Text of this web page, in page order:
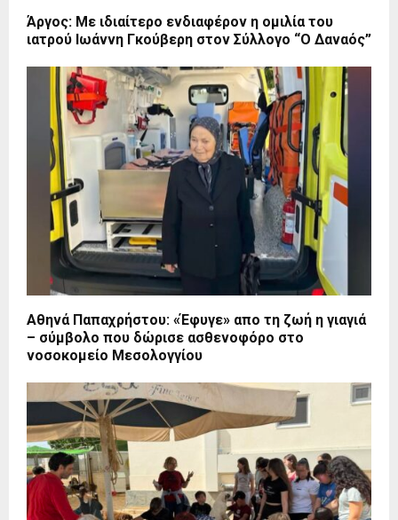
Άργος: Με ιδιαίτερο ενδιαφέρον η ομιλία του
ιατρού Ιωάννη Γκούβερη στον Σύλλογο “Ο Δαναός”
Αθηνά Παπαχρήστου: «Έφυγε» απο τη ζωή η γιαγιά
– σύμβολο που δώρισε ασθενοφόρο στο
νοσοκομείο Μεσολογγίου